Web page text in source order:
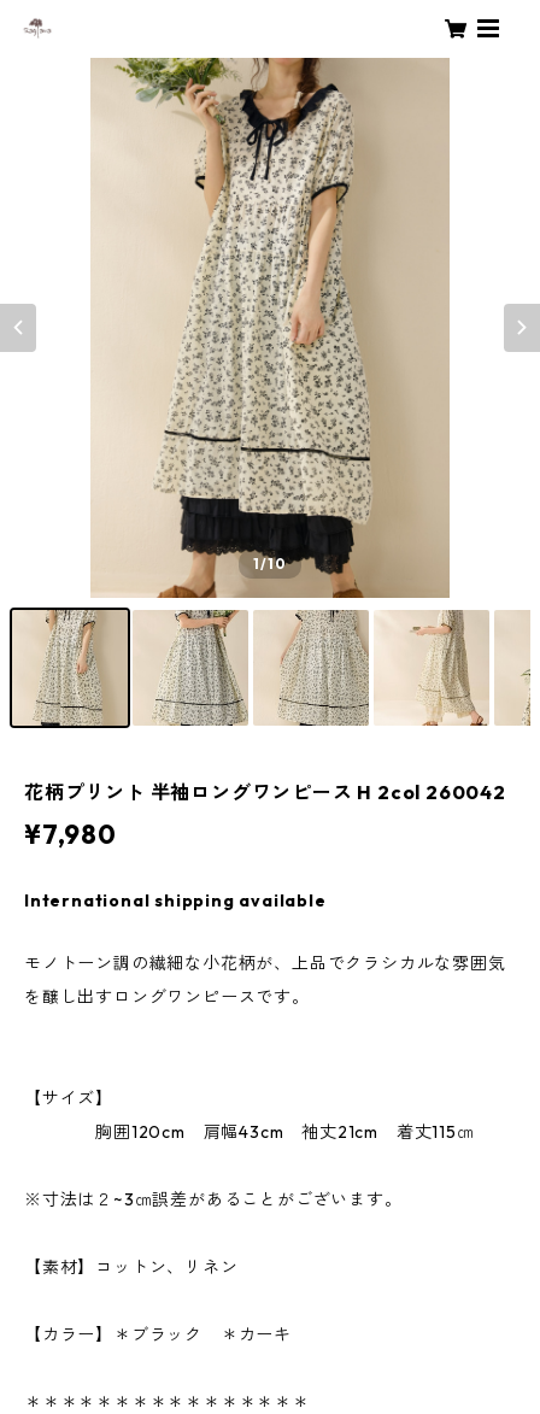
1/10
花柄プリント 半袖ロングワンピース H 2col 260042
¥7,980
International shipping available
モノトーン調の繊細な小花柄が、上品でクラシカルな雰囲気
を醸し出すロングワンピースです。
【サイズ】
胸囲120cm 肩幅43cm 袖丈21cm 着丈115㎝
※寸法は２~3㎝誤差があることがございます。
【素材】コットン、リネン
【カラー】＊ブラック ＊カーキ
＊＊＊＊＊＊＊＊＊＊＊＊＊＊＊＊